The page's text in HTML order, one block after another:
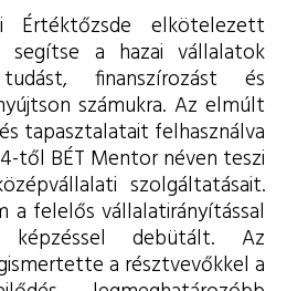
Értéktőzsde elkötelezett
segítse a hazai vállalatok
finanszírozást és
számukra. Az elmúlt
tapasztalatait felhasználva
től BÉT Mentor néven teszi
szolgáltatásait.
a felelős vállalatirányítással
képzéssel debütált. Az
a résztvevőkkel a